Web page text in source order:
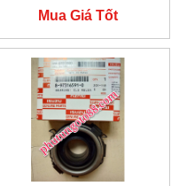
CHÍNH HÃNG
Mua Giá Tốt